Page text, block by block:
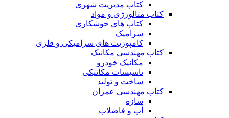
کتاب مدیریت شهری
کتاب متالورژی و مواد
کتاب های جوشکاری
سرامیک
کامپوزیت های سرامیکی و فلزی
کتاب مهندسی مکانیک
مکانیک خودرو
تاسیسات مکانیکی
ساخت و تولید
کتاب مهندسی عمران
سازه
آب و فاضلاب